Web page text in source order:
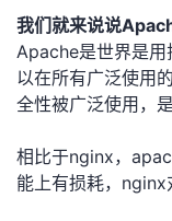
者
我
的
博
我
的
我
我们就来说说
Apache是世界是用
以在所有广泛使用
全性被广泛使用，
相比于nginx，
能上有损耗，nginx